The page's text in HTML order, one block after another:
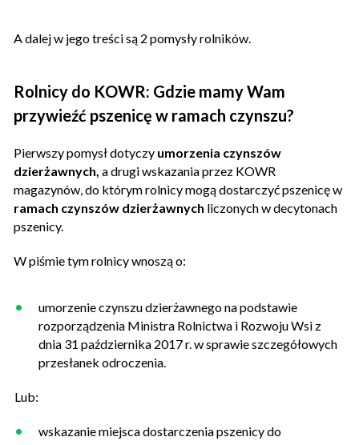
A dalej w jego treści są 2 pomysły rolników.
Rolnicy do KOWR: Gdzie mamy Wam
przywieźć pszenicę w ramach czynszu?
Pierwszy pomysł dotyczy umorzenia czynszów
dzierżawnych, a drugi wskazania przez KOWR
magazynów, do którym rolnicy mogą dostarczyć pszenicę w
ramach czynszów dzierżawnych liczonych w decytonach
pszenicy.
W piśmie tym rolnicy wnoszą o:
umorzenie czynszu dzierżawnego na podstawie
rozporządzenia Ministra Rolnictwa i Rozwoju Wsi z
dnia 31 października 2017 r. w sprawie szczegółowych
przesłanek odroczenia.
Lub:
wskazanie miejsca dostarczenia pszenicy do